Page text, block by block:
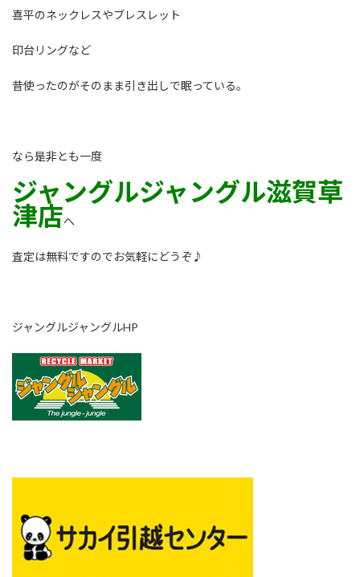
喜平のネックレスやブレスレット
印台リングなど
昔使ったのがそのまま引き出しで眠っている。
なら是非とも一度
ジャングルジャングル滋賀草
津店へ
査定は無料ですのでお気軽にどうぞ♪
ジャングルジャングルHP